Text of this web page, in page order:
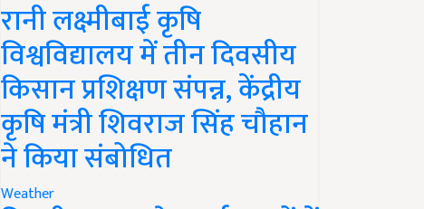
रानी लक्ष्मीबाई कृषि
विश्वविद्यालय में तीन दिवसीय
किसान प्रशिक्षण संपन्न, केंद्रीय
कृषि मंत्री शिवराज सिंह चौहान
ने किया संबोधित
Weather